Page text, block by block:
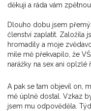
děkuji a ráda vám
Dlouho dobu jsem
členství zaplatit. Založila
hromadily a moje
mile mě překvapilo, že
narážky na sex ani oplzlé
A pak se tam objevil on,
mě úplně dostal. Vzkaz
jsem mu odpověděla.